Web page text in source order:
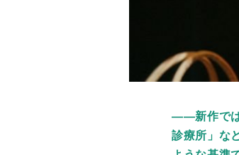
——新作で
診療所 」な